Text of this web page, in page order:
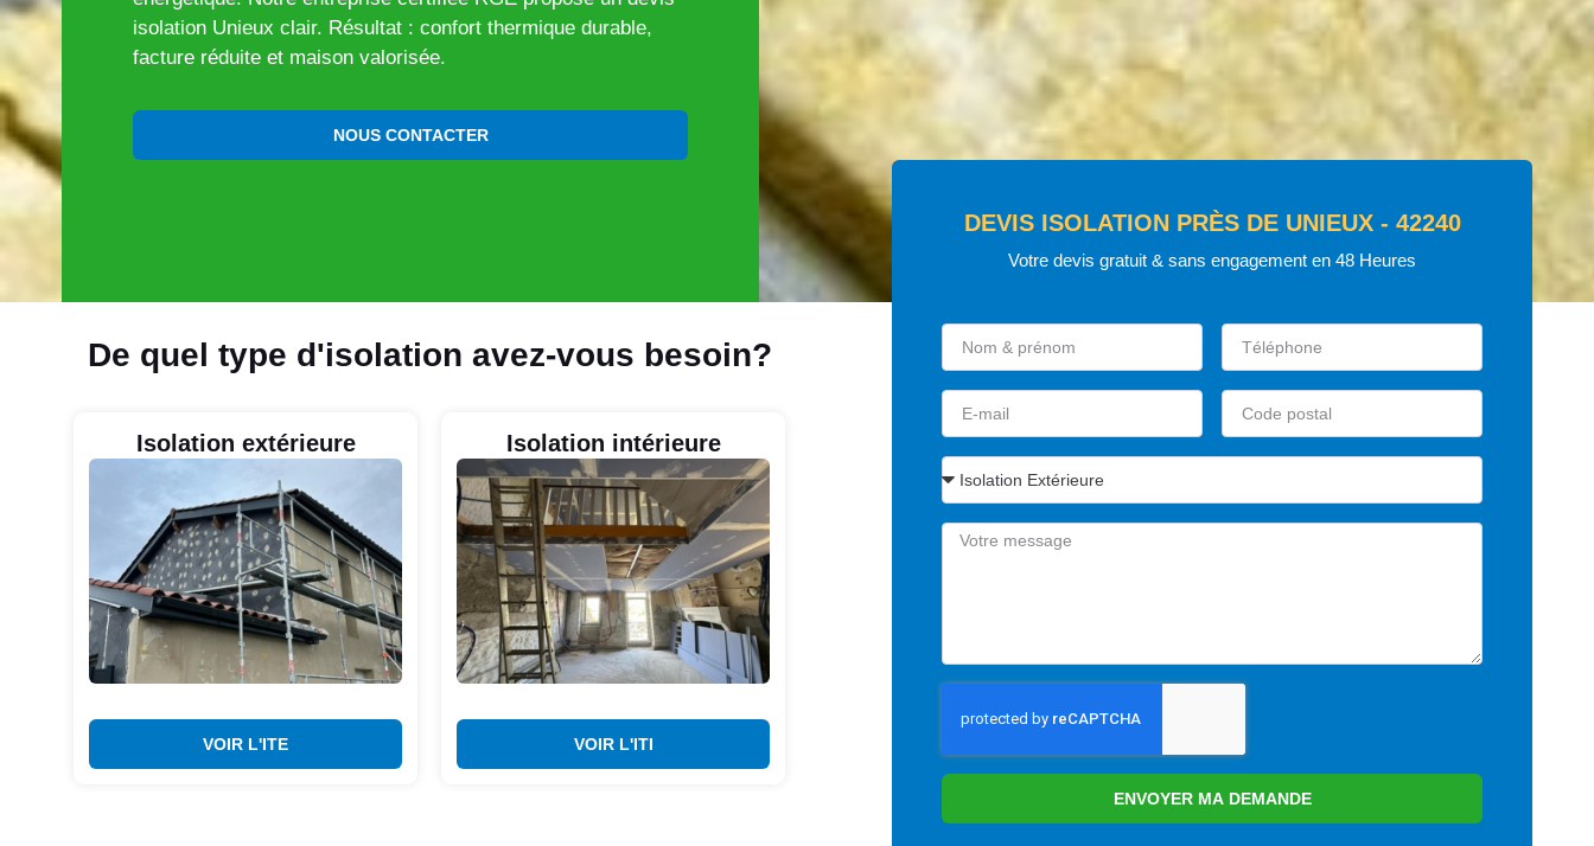
isolation Unieux clair. Résultat : confort thermique durable,
facture réduite et maison valorisée.
NOUS CONTACTER
De quel type d'isolation avez-vous besoin?
Isolation extérieure
VOIR L'ITE
Isolation intérieure
VOIR L'ITI
DEVIS ISOLATION PRÈS DE UNIEUX - 42240
Votre devis gratuit & sans engagement en 48 Heures
ENVOYER MA DEMANDE